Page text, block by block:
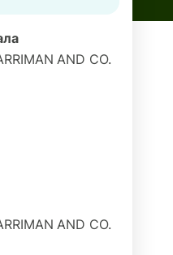
AND CO.
AND CO.